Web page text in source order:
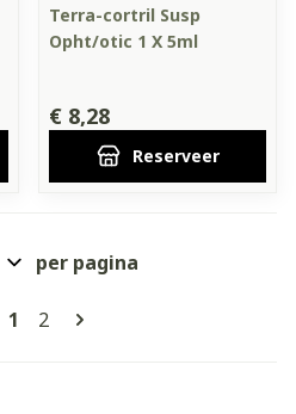
Terra-cortril Susp
Opht/otic 1 X 5ml
€ 8,28
Reserveer
Pagina's
U lees momenteel pagina
1 Pagina
2
per pagina